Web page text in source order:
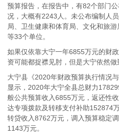
预算报告，在报告中，有82个部门
况，大概有2243人。未公布编制人
局、卫生健康和体育局、文化和旅
等33个单位。
如果仅依靠大宁一年6855万元的财
资可能都捉襟见肘，但是大宁依然做
大宁县《2020年财政预算执行情况
显示，2020年大宁全县总财力
般公共预算收入6855万元，返还性
达专项拨款及转移支付补助152874
转贷收入8762万元，调入预算稳定
1143万元。